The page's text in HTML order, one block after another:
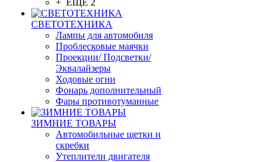
+ ЕЩЕ 2
СВЕТОТЕХНИКА
Лампы для автомобиля
Проблесковые маячки
Проекции/ Подсветки/
Эквалайзеры
Ходовые огни
Фонарь дополнительный
Фары противотуманные
ЗИМНИЕ ТОВАРЫ
Автомобильные щетки и
скребки
Утеплители двигателя